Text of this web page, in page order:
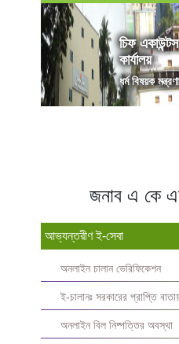
চিফ
কার্যালয়
ধর্ম বিষয়ক
জনাব এ কে
আভ্যন্তরীণ ই-সেবা
অনলাইন চালান ভেরিফিকেশন
ই-চালানঃ সরকারের প্রাপ্তি
অনলাইন বিল নিষ্পত্তির অবস্থা